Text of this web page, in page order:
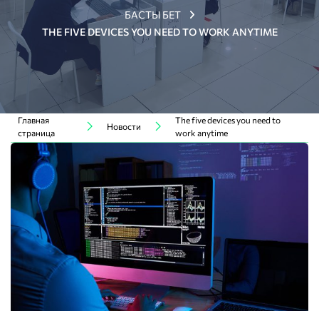
БАСТЫ БЕТ
THE FIVE DEVICES YOU NEED TO WORK ANYTIME
Главная
страница
Новости
The five devices you need to
work anytime